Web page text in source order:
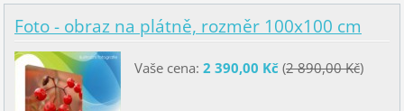
Foto - obraz na plátně, rozměr 100x100 cm
Vaše cena: 2 390,00 Kč(2 890,00 Kč)